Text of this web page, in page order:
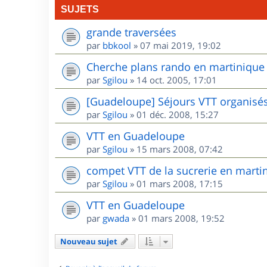
SUJETS
grande traversées
par bbkool » 07 mai 2019, 19:02
Cherche plans rando en martinique
par Sgilou » 14 oct. 2005, 17:01
[Guadeloupe] Séjours VTT
par Sgilou » 01 déc. 2008, 15:27
VTT en Guadeloupe
par Sgilou » 15 mars 2008, 07:42
compet VTT de la sucrerie en
par Sgilou » 01 mars 2008, 17:15
VTT en Guadeloupe
par gwada » 01 mars 2008, 19:52
Nouveau sujet